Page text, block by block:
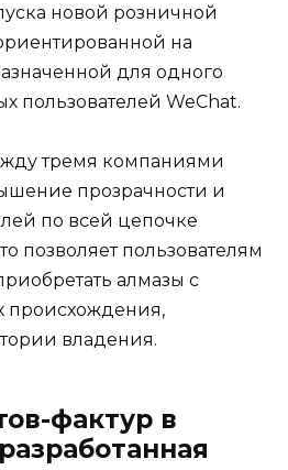
новой розничной
на
для одного
пользователей WeChat.
тремя компаниями
прозрачности и
по всей цепочке
позволяет пользователям
алмазы с
происхождения,
владения.
фактур в